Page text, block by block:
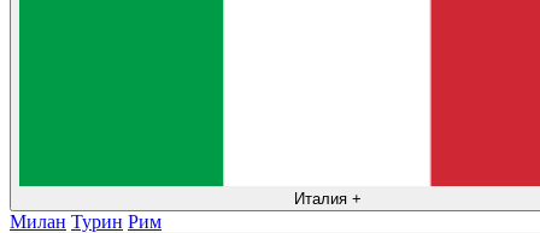
Италия +
Милан Турин Рим